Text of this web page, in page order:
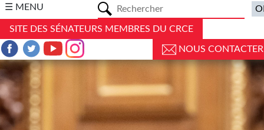
☰ MENU
SITE DES SÉNATEURS MEMBRES DU CRCE
NOUS CONTACTER